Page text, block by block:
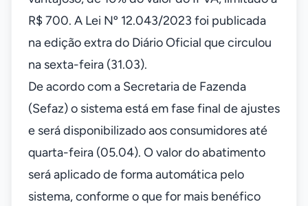
R$ 700. A Lei Nº 12.043/2023 foi publicada
na edição extra do Diário Oficial que circulou
na sexta-feira (31.03).
De acordo com a Secretaria de Fazenda
(Sefaz) o sistema está em fase final de ajustes
e será disponibilizado aos consumidores até
quarta-feira (05.04). O valor do abatimento
será aplicado de forma automática pelo
sistema, conforme o que for mais benéfico